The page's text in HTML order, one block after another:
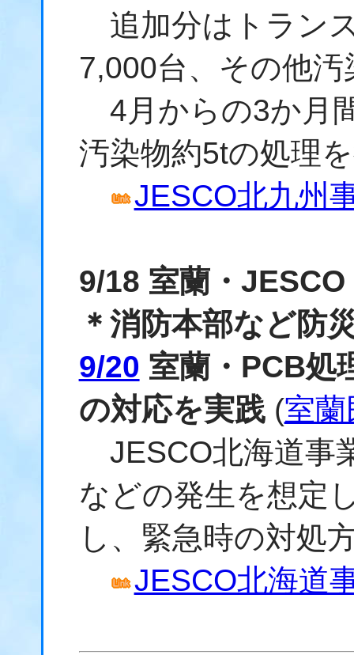
追加分はトラン
7,000台、その他
4月からの3か月
汚染物約5tの処理
JESCO北九州
9/18 室蘭・
＊消防本部など防
9/20 室蘭・PCB処
の対応を実践(室蘭
JESCO北海道事
などの発生を想定
し、緊急時の対処
JESCO北海道